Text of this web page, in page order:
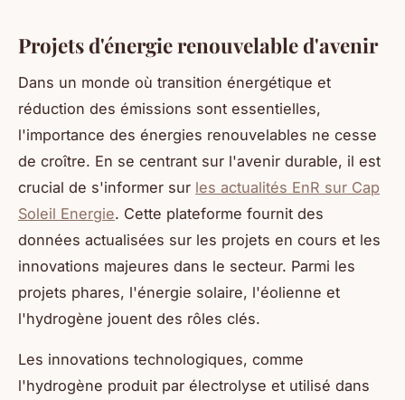
Projets d'énergie renouvelable d'avenir
Dans un monde où transition énergétique et
réduction des émissions sont essentielles,
l'importance des énergies renouvelables ne cesse
de croître. En se centrant sur l'avenir durable, il est
crucial de s'informer sur les actualités EnR sur Cap
Soleil Energie. Cette plateforme fournit des
données actualisées sur les projets en cours et les
innovations majeures dans le secteur. Parmi les
projets phares, l'énergie solaire, l'éolienne et
l'hydrogène jouent des rôles clés.
Les innovations technologiques, comme
l'hydrogène produit par électrolyse et utilisé dans